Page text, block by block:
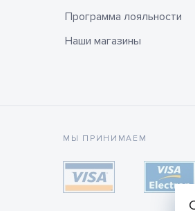
Программа лояльности
Наши магазины
МЫ ПРИНИМАЕМ